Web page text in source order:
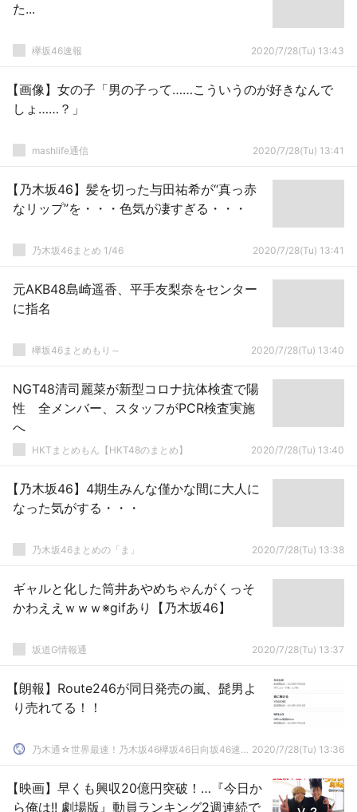
た...
欅坂46速報 2020/7/28(Tu) 13:43
【画像】女の子「男の子って……こういうのが好きなんで
しょ……？」
mashlife通信 2020/7/28(Tu) 13:41
【乃木坂46】髪を切った与田祐希が“真っ赤
なリップ”を・・・色気が凄すぎる・・・
乃木坂46まとめ 1/46 2020/7/28(Tu) 13:41
元AKB48島崎遥香、平手友梨奈をセンター
に指名
欅坂46まとめもり～ 2020/7/28(Tu) 13:40
NGT48清司麗菜が新型コロナ抗体検査で陽
性 全メンバー、スタッフがPCR検査実施
へ
HKTまとめもん【HKT48のまとめ】 2020/7/28(Tu) 13:40
【乃木坂46】4期生みんな僅かな間に大人に
なった気がする・・・
乃木坂46まとめの「ま」 2020/7/28(Tu) 13:38
ギャルと化した筒井あやめちゃんがくっそ
かわええｗｗｗ※gifあり【乃木坂46】
坂道G情報通 2020/7/28(Tu) 13:37
【朗報】Route246が同日発売の嵐、髭男よ
り売れてる！！
乃木通☆世界最速！乃木坂46欅坂46日向坂46速報まとめ 2020/7/28(Tu) 13:36
【映画】早くも興収20億円突破！…『今日か
ら俺は!! 劇場版』動員ランキング2週連続で